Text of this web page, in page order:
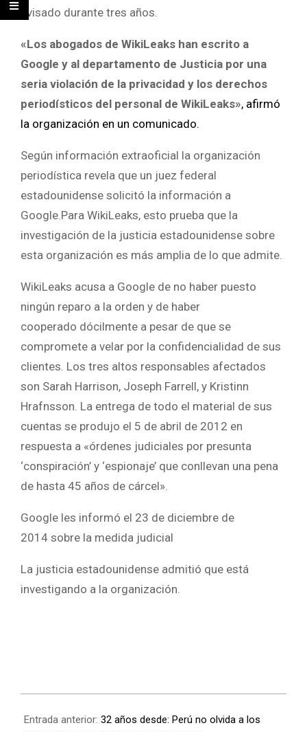
avisado durante tres años.
«Los abogados de WikiLeaks han escrito a
Google y al departamento de Justicia por una
seria violación de la privacidad y los derechos
periodísticos del personal de WikiLeaks», afirmó
la organización en un comunicado.
Según información extraoficial la organización
periodística revela que un juez federal
estadounidense solicitó la información a
Google.Para WikiLeaks, esto prueba que la
investigación de la justicia estadounidense sobre
esta organización es más amplia de lo que admite.
WikiLeaks acusa a Google de no haber puesto
ningún reparo a la orden y de haber
cooperado dócilmente a pesar de que se
compromete a velar por la confidencialidad de sus
clientes. Los tres altos responsables afectados
son Sarah Harrison, Joseph Farrell, y Kristinn
Hrafnsson. La entrega de todo el material de sus
cuentas se produjo el 5 de abril de 2012 en
respuesta a «órdenes judiciales por presunta
‘conspiración’ y ‘espionaje’ que conllevan una pena
de hasta 45 años de cárcel».
Google les informó el 23 de diciembre de
2014 sobre la medida judicial
La justicia estadounidense admitió que está
investigando a la organización.
Entrada anterior: 32 años desde: Perú no olvida a los